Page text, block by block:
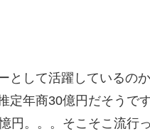
として活躍しているの
定年商30億円だそうで
円。。。そこそこ流行